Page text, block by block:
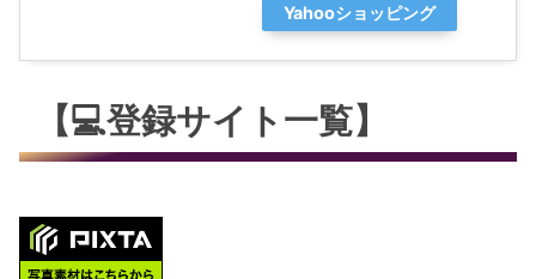
Yahooショッピング
【💻登録サイト一覧】